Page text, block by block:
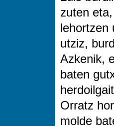
zuten
lehortzen
utziz,
Azkenik,
baten
Orratz
molde